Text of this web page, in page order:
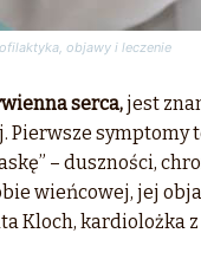
objawy i leczenie
serca,jest
Pierwsze symptomy
– duszności,
wieńcowej, jej
Kloch, kardiolożka